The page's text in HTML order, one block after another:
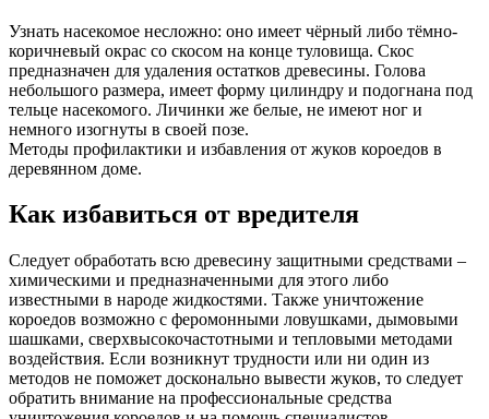
Узнать насекомое несложно: оно имеет чёрный либо тёмно-
коричневый окрас со скосом на конце туловища. Скос
предназначен для удаления остатков древесины. Голова
небольшого размера, имеет форму цилиндру и подогнана под
тельце насекомого. Личинки же белые, не имеют ног и
немного изогнуты в своей позе.
Методы профилактики и избавления от жуков короедов в
деревянном доме.
Как избавиться от вредителя
Следует обработать всю древесину защитными средствами –
химическими и предназначенными для этого либо
известными в народе жидкостями. Также уничтожение
короедов возможно с феромонными ловушками, дымовыми
шашками, сверхвысокочастотными и тепловыми методами
воздействия. Если возникнут трудности или ни один из
методов не поможет досконально вывести жуков, то следует
обратить внимание на профессиональные средства